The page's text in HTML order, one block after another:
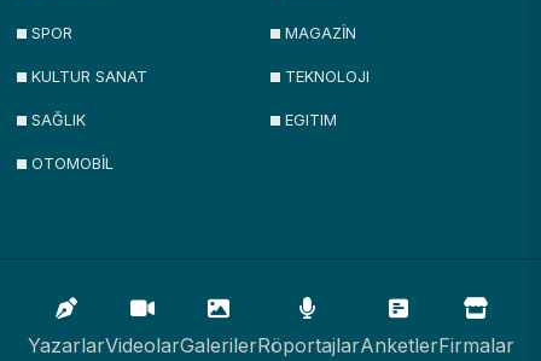
SPOR MAGAZİN
KULTUR SANAT TEKNOLOJI
SAĞLIK EGITIM
OTOMOBİL
YazarlarVideolarGalerilerRöportajlarAnketlerFirmalar